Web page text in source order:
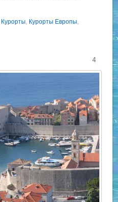
Курорты, Курорты Европы,
4